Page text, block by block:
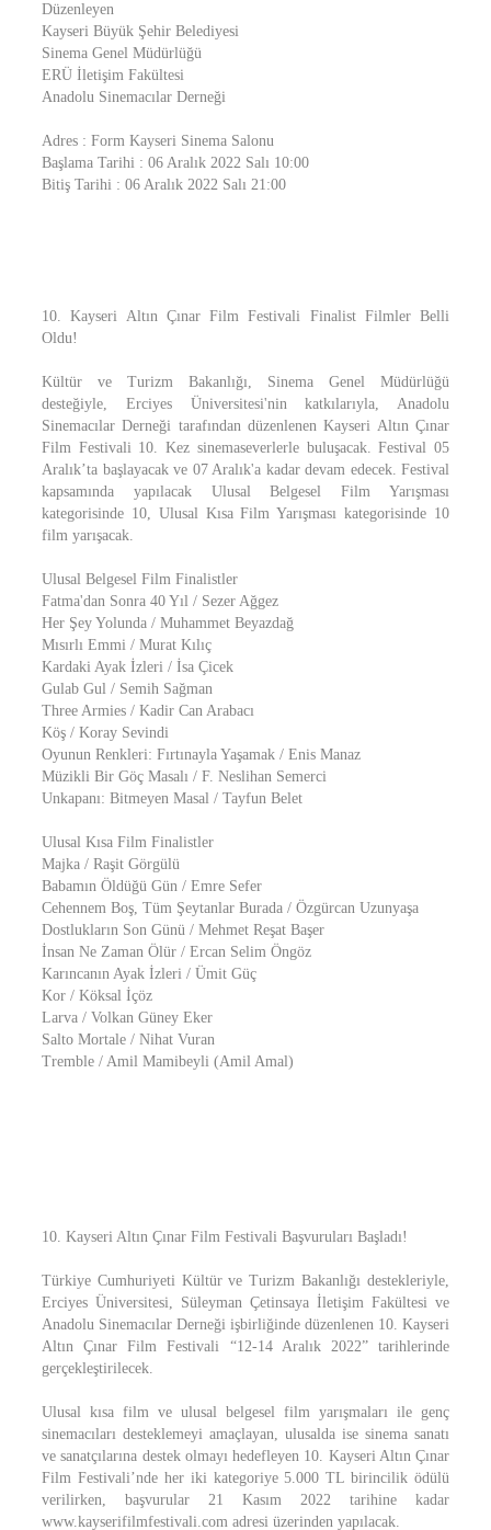
Düzenleyen
Kayseri Büyük Şehir Belediyesi
Sinema Genel Müdürlüğü
ERÜ İletişim Fakültesi
Anadolu Sinemacılar Derneği
Adres : Form Kayseri Sinema Salonu
Başlama Tarihi : 06 Aralık 2022 Salı 10:00
Bitiş Tarihi : 06 Aralık 2022 Salı 21:00
10. Kayseri Altın Çınar Film Festivali Finalist Filmler Belli
Oldu!
Kültür ve Turizm Bakanlığı, Sinema Genel Müdürlüğü
desteğiyle, Erciyes Üniversitesi'nin katkılarıyla, Anadolu
Sinemacılar Derneği tarafından düzenlenen Kayseri Altın Çınar
Film Festivali 10. Kez sinemaseverlerle buluşacak. Festival 05
Aralık’ta başlayacak ve 07 Aralık'a kadar devam edecek. Festival
kapsamında yapılacak Ulusal Belgesel Film Yarışması
kategorisinde 10, Ulusal Kısa Film Yarışması kategorisinde 10
film yarışacak.
Ulusal Belgesel Film Finalistler
Fatma'dan Sonra 40 Yıl / Sezer Ağgez
Her Şey Yolunda / Muhammet Beyazdağ
Mısırlı Emmi / Murat Kılıç
Kardaki Ayak İzleri / İsa Çicek
Gulab Gul / Semih Sağman
Three Armies / Kadir Can Arabacı
Köş / Koray Sevindi
Oyunun Renkleri: Fırtınayla Yaşamak / Enis Manaz
Müzikli Bir Göç Masalı / F. Neslihan Semerci
Unkapanı: Bitmeyen Masal / Tayfun Belet
Ulusal Kısa Film Finalistler
Majka / Raşit Görgülü
Babamın Öldüğü Gün / Emre Sefer
Cehennem Boş, Tüm Şeytanlar Burada / Özgürcan Uzunyaşa
Dostlukların Son Günü / Mehmet Reşat Başer
İnsan Ne Zaman Ölür / Ercan Selim Öngöz
Karıncanın Ayak İzleri / Ümit Güç
Kor / Köksal İçöz
Larva / Volkan Güney Eker
Salto Mortale / Nihat Vuran
Tremble / Amil Mamibeyli (Amil Amal)
10. Kayseri Altın Çınar Film Festivali Başvuruları Başladı!
Türkiye Cumhuriyeti Kültür ve Turizm Bakanlığı destekleriyle,
Erciyes Üniversitesi, Süleyman Çetinsaya İletişim Fakültesi ve
Anadolu Sinemacılar Derneği işbirliğinde düzenlenen 10. Kayseri
Altın Çınar Film Festivali “12-14 Aralık 2022” tarihlerinde
gerçekleştirilecek.
Ulusal kısa film ve ulusal belgesel film yarışmaları ile genç
sinemacıları desteklemeyi amaçlayan, ulusalda ise sinema sanatı
ve sanatçılarına destek olmayı hedefleyen 10. Kayseri Altın Çınar
Film Festivali’nde her iki kategoriye 5.000 TL birincilik ödülü
verilirken, başvurular 21 Kasım 2022 tarihine kadar
www.kayserifilmfestivali.com adresi üzerinden yapılacak.